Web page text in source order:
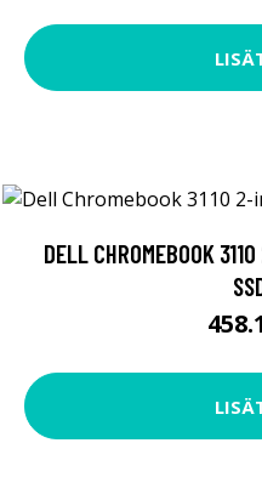
DELL CHROMEBOOK